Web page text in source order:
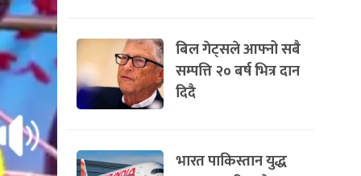
बिल गेट्सले आफ्नो सबै
सम्पत्ति २० बर्ष भित्र दान
दिदै
भारत पाकिस्तान युद्ध